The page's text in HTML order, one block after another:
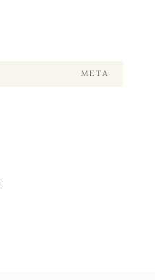
META